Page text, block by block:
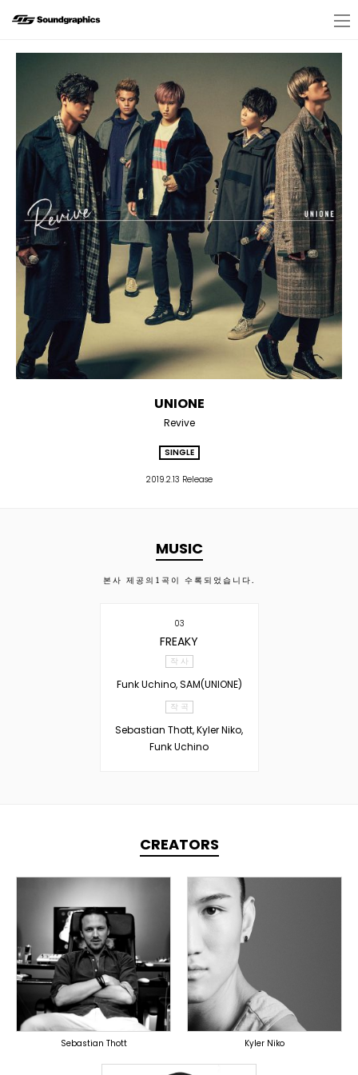
UNIONE
Revive
SINGLE
2019.2.13 Release
MUSIC
본사 제공의 1 곡이 수록되었습니다.
03
FREAKY
작 사
Funk Uchino, SAM(UNIONE)
작 곡
Sebastian Thott, Kyler Niko,
Funk Uchino
CREATORS
TOPLINER
PRODUCER
OVERSEAS
Sebastian Thott
TOPLINER
PRODUCER
OVERSEAS
Kyler Niko